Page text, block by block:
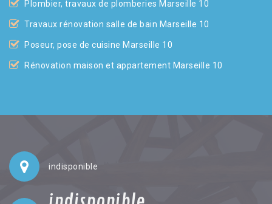
Plombier, travaux de plomberies Marseille 10
Travaux rénovation salle de bain Marseille 10
Poseur, pose de cuisine Marseille 10
Rénovation maison et appartement Marseille 10
indisponible